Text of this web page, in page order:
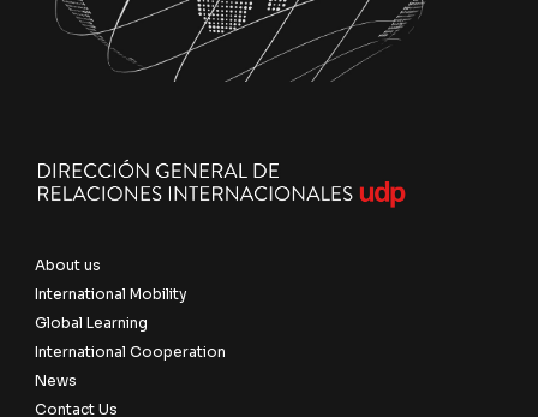
About us
International Mobility
Global Learning
International Cooperation
News
Contact Us